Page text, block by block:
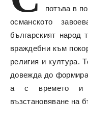
потъва в
османското
българският народ
враждебни към
религия и култура.
довежда до
а с времето и
възстановяване на